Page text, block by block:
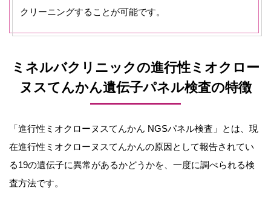
クリーニングすることが可能です。
ミネルバクリニックの進行性ミオクロー
ヌスてんかん遺伝子パネル検査の特徴
「進行性ミオクローヌスてんかん NGSパネル検査」とは、現
在進行性ミオクローヌスてんかんの原因として報告されてい
る19の遺伝子に異常があるかどうかを、一度に調べられる検
査方法です。